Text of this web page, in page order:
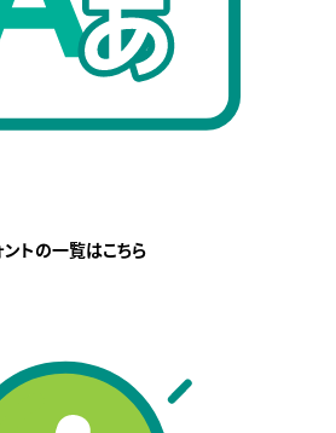
トの一覧はこちら